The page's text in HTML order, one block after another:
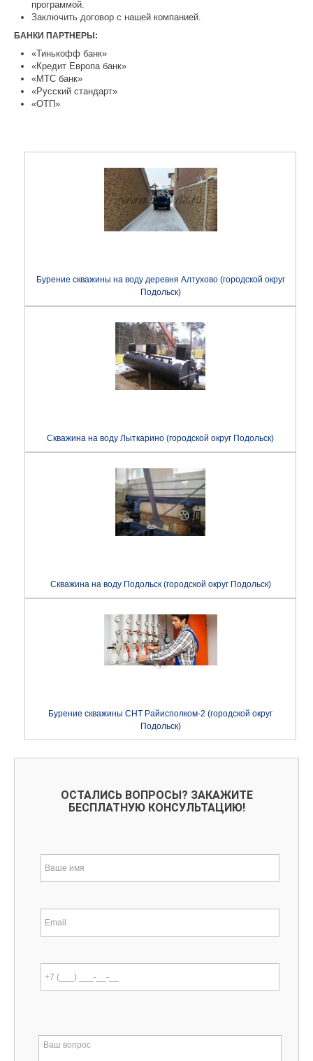
программой.
Заключить договор с нашей компанией.
БАНКИ ПАРТНЕРЫ:
«Тинькофф банк»
«Кредит Европа банк»
«МТС банк»
«Русский стандарт»
«ОТП»
Бурение скважины на воду деревня Алтухово (городской округ
Подольск)
Скважина на воду Лыткарино (городской округ Подольск)
Скважина на воду Подольск (городской округ Подольск)
Бурение скважины СНТ Райисполком-2 (городской округ
Подольск)
ОСТАЛИСЬ ВОПРОСЫ? ЗАКАЖИТЕ
БЕСПЛАТНУЮ КОНСУЛЬТАЦИЮ!